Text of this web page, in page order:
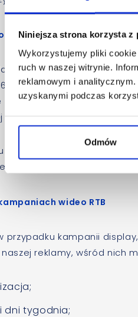
Niniejsza strona korzysta z
Wykorzystujemy pliki
ruch w naszej witrynie.
reklamowym i
uzyskanymi podczas
Odmów
– jaki format i długość?
wideo, jakie akceptują
, 15- i 30-sekundowe
lub krótsze formy, ale
wymienione długości
pliku, to każda platforma
wiem, że format mp4 w
wideo RTB
przypadku kampanii
reklamy, wśród nich
dni tygodnia;